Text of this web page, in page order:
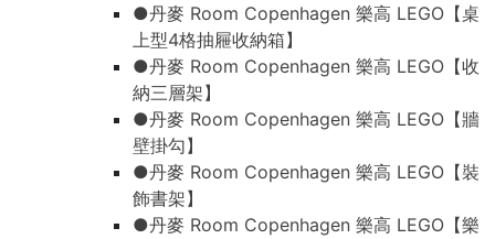
●丹麥 Room Copenhagen 樂高 LEGO【桌
上型4格抽屜收納箱】
●丹麥 Room Copenhagen 樂高 LEGO【收
納三層架】
●丹麥 Room Copenhagen 樂高 LEGO【牆
壁掛勾】
●丹麥 Room Copenhagen 樂高 LEGO【裝
飾書架】
●丹麥 Room Copenhagen 樂高 LEGO【樂